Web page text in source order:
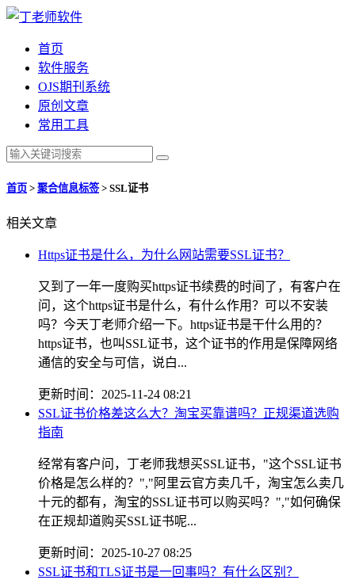
首页
软件服务
OJS期刊系统
原创文章
常用工具
首页 > 聚合信息标签> SSL证书
相关文章
Https证书是什么，为什么网站需要SSL证书？
又到了一年一度购买https证书续费的时间了，有客户在
问，这个https证书是什么，有什么作用？可以不安装
吗？今天丁老师介绍一下。https证书是干什么用的？
https证书，也叫SSL证书，这个证书的作用是保障网络
通信的安全与可信，说白...
更新时间：2025-11-24 08:21
SSL证书价格差这么大？淘宝买靠谱吗？正规渠道选购
指南
经常有客户问，丁老师我想买SSL证书，"这个SSL证书
价格是怎么样的？","阿里云官方卖几千，淘宝怎么卖几
十元的都有，淘宝的SSL证书可以购买吗？","如何确保
在正规却道购买SSL证书呢...
更新时间：2025-10-27 08:25
SSL证书和TLS证书是一回事吗？有什么区别？